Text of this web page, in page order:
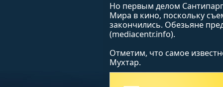
Но первым делом
Мира в кино, поскольку
закончились. Обезьяне
(mediacentr.info).
Отметим, что самое
Мухтар.